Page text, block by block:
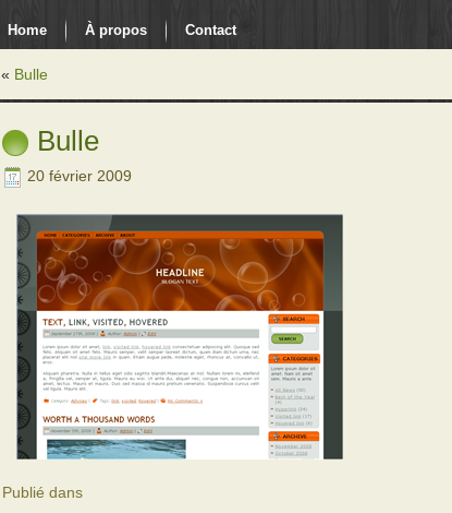
Home À propos Contact
« Bulle
Bulle
20 février 2009
Publié dans